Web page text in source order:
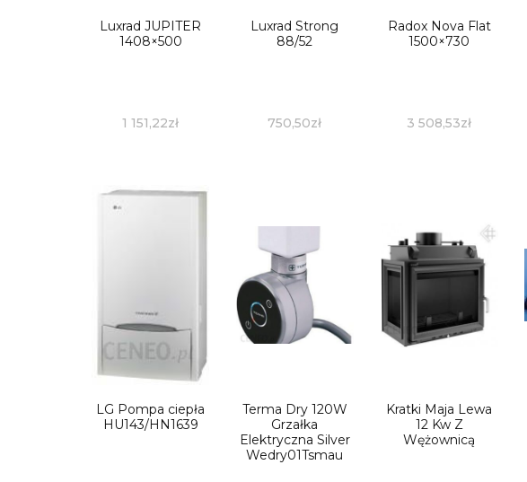
Luxrad JUPITER
1408×500
1 151,22zł
Luxrad Strong
88/52
750,50zł
Radox Nova Flat
1500×730
3 508,53zł
LG Pompa ciepła
HU143/HN1639
Terma Dry 120W
Grzałka
Elektryczna Silver
Wedry01Tsmau
Kratki Maja Lewa
12 Kw Z
Wężownicą